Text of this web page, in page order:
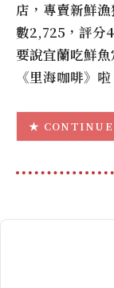
店，專賣新鮮
數2,725，評分
要說宜蘭吃鮮
《里海咖啡》